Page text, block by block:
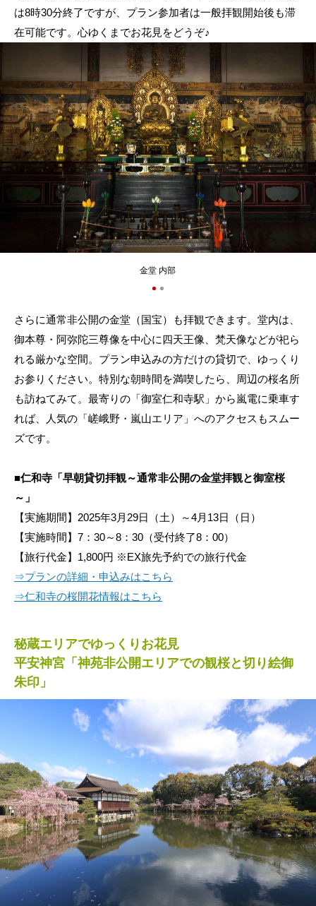
は8時30分終了ですが、プラン参加者は一般拝観開始後も滞
在可能です。心ゆくまでお花見をどうぞ♪
金堂 内部
さらに通常非公開の金堂（国宝）も拝観できます。堂内は、
御本尊・阿弥陀三尊像を中心に四天王像、梵天像などが祀ら
れる厳かな空間。プラン申込みの方だけの貸切で、ゆっくり
お参りください。特別な朝時間を満喫したら、周辺の桜名所
も訪ねてみて。最寄りの「御室仁和寺駅」から嵐電に乗車す
れば、人気の「嵯峨野・嵐山エリア」へのアクセスもスムー
ズです。
■仁和寺「早朝貸切拝観～通常非公開の金堂拝観と御室桜
～」
【実施期間】2025年3月29日（土）～4月13日（日）
【実施時間】7：30～8：30（受付終了8：00）
【旅行代金】1,800円 ※EX旅先予約での旅行代金
⇒プランの詳細・申込みはこちら
⇒仁和寺の桜開花情報はこちら
秘蔵エリアでゆっくりお花見
平安神宮「神苑非公開エリアでの観桜と切り絵御
朱印」